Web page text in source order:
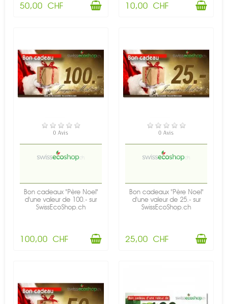
50,00 CHF 10,00 CHF
EN STOCK
0 Avis
Bon cadeaux "Père Noel"
d'une valeur de 100.- sur
SwissEcoShop.ch
100,00 CHF
EN STOCK
0 Avis
Bon cadeaux "Père Noel"
d'une valeur de 25.- sur
SwissEcoShop.ch
25,00 CHF